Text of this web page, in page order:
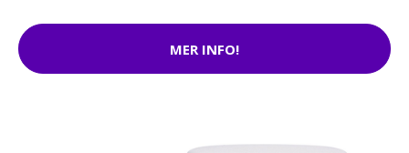
MER INFO!